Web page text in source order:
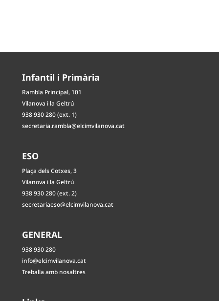
Infantil i Primària
Rambla Principal, 101
Vilanova i la Geltrú
938 930 280 (ext. 1)
secretaria.rambla@elcimvilanova.cat
ESO
Plaça dels Cotxes, 3
Vilanova i la Geltrú
938 930 280 (ext. 2)
secretariaeso@elcimvilanova.cat
GENERAL
938 930 280
info@elcimvilanova.cat
Treballa amb nosaltres